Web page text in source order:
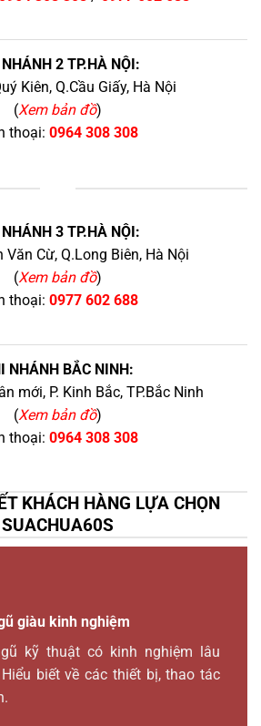
2 TP.HÀ NỘI:
Kiên, Q.Cầu Giấy, Hà Nội
(Xem bản đồ)
thoại: 0964 308 308
3 TP.HÀ NỘI:
Văn Cừ, Q.Long Biên, Hà Nội
(Xem bản đồ)
thoại: 0977 602 688
NHÁNH BẮC NINH:
mới, P. Kinh Bắc, TP.Bắc Ninh
(Xem bản đồ)
thoại: 0964 308 308
KHÁCH HÀNG LỰA CHỌN
SUACHUA60S
giàu kinh nghiệm
kỹ thuật có kinh nghiệm lâu
biết về các thiết bị, thao tác